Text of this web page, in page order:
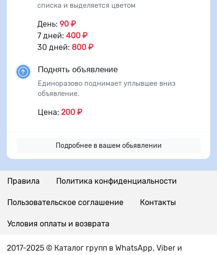
списка и выделяется цветом
День: 90 ₽
7 дней: 400 ₽
30 дней: 800 ₽
Поднять объявление
Единоразово поднимает уплывшее вниз
объявление.
Цена: 200 ₽
Подробнее в вашем обьявлении
Правила Политика конфиденциальности
Пользовательское соглашение Контакты
Условия оплаты и возврата
2017-2025 © Каталог групп в WhatsApp, Viber и